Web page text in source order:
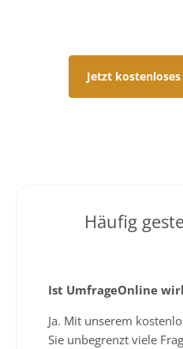
Jetzt
Häufig
Ist UmfrageOnline
Ja. Mit unserem
Sie unbegrenzt viele